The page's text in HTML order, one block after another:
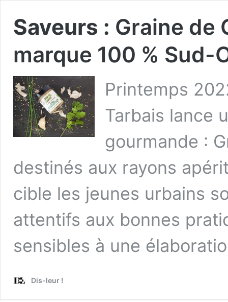
Saveurs : Graine de
marque 100 % Sud-
Printemps
Tarbais lance
gourmande :
destinés aux rayons
cible les jeunes urbains
attentifs aux bonnes
sensibles à une
Dis-leur !